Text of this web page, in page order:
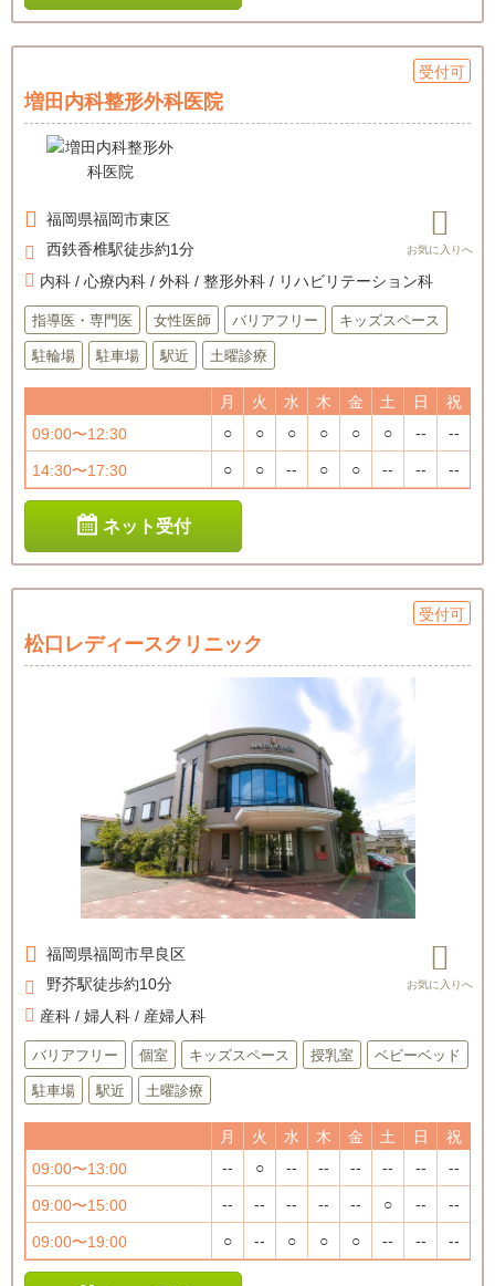
受付可
増田内科整形外科医院
福岡県福岡市東区
西鉄香椎駅徒歩約1分
内科 / 心療内科 / 外科 / 整形外科 / リハビリテーション科
指導医・専門医 女性医師 バリアフリー キッズスペース
駐輪場 駐車場 駅近 土曜診療
月 火 水 木 金 土 日
祝
09:00〜12:30
○ ○ ○ ○ ○ ○ -- --
14:30〜17:30 ○ ○ -- ○ ○ -- -- --
ネット受付
受付可
松口レディースクリニック
福岡県福岡市早良区
野芥駅徒歩約10分
産科 / 婦人科 / 産婦人科
バリアフリー 個室 キッズスペース 授乳室 ベビーベッド
駐車場 駅近 土曜診療
月 火 水 木 金 土 日
祝
09:00〜13:00
-- ○ -- -- -- -- -- --
09:00〜15:00 -- -- -- -- -- ○ -- --
09:00〜19:00 ○ -- ○ ○ ○ -- -- --